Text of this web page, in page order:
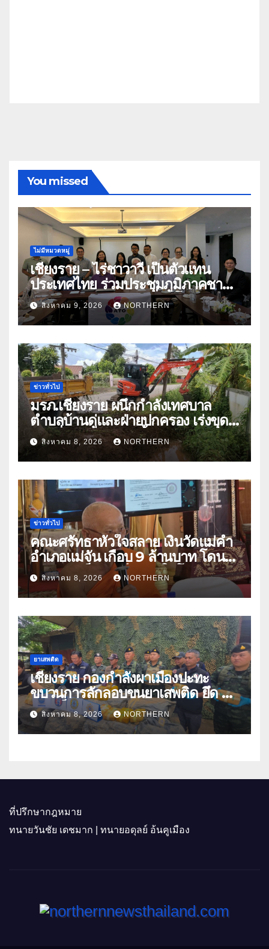
You missed
ไม่มีหมวดหมู่
เชียงราย – ไร่ชาวาวี เป็นตัวแทน
ประเทศไทย ร่วมประชุมภูมิภาคชา
อาเซียน ATO 2026 ที่อินโดนีเซีย
หารืออนาคตอุตสาหกรรมชา
ท่ามกลางความท้าทายโลก
สิงหาคม 9, 2026 NORTHERN
ข่าวทั่วไป
มรภ.เชียงราย ผนึกกำลังเทศบาล
ตำบลบ้านดู่และฝ่ายปกครอง เร่งขุด
ลอกสิ่งกีดขวางทางน้ำ ป้องกันและลด
ปัญหาน้ำท่วม
สิงหาคม 8, 2026 NORTHERN
ข่าวทั่วไป
คณะศรัทธาหัวใจสลาย เงินวัดแม่คำ
อำเภอแม่จัน เกือบ 9 ล้านบาท โดน
แก๊งคอลเซ็นเตอร์หลอกให้โอนข้าม
ปีกว่า 66 บัญชี
สิงหาคม 8, 2026 NORTHERN
ยาเสพติด
เชียงราย กองกำลังผาเมืองปะทะ
ขบวนการลักลอบขนยาเสพติด ยึด 2
ล้านเม็ด
สิงหาคม 8, 2026 NORTHERN
ที่ปรึกษากฎหมาย
ทนายวันชัย เดชมาก | ทนายอดุลย์ อ้นคูเมือง